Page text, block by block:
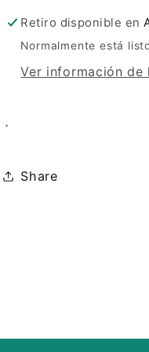
Retiro disponible en
Normalmente está
Ver información de
.
Share